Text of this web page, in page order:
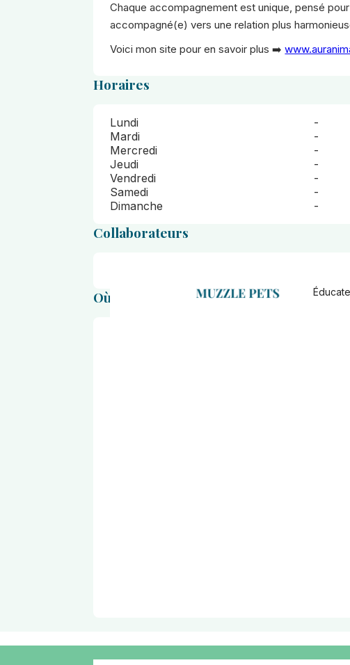
Chaque accompagnement est unique, pensé
accompagné(e) vers une relation plus
Voici mon site pour en savoir plus ➡️
Horaires
Lundi
-
Mardi
-
Mercredi
-
Jeudi
-
Vendredi
-
Samedi
-
Dimanche
-
Collaborateurs
Où se situe le salon ?